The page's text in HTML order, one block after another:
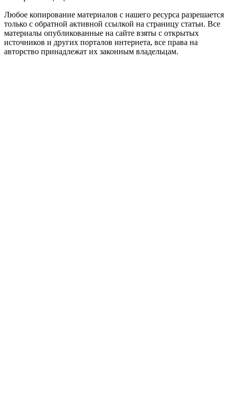
Любое копирование материалов с нашего ресурса разрешается
только с обратной активной ссылкой на страницу статьи. Все
материалы опубликованные на сайте взяты с открытых
источников и других порталов интернета, все права на
авторство принадлежат их законным владельцам.